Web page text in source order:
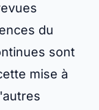
du
sont
mise à